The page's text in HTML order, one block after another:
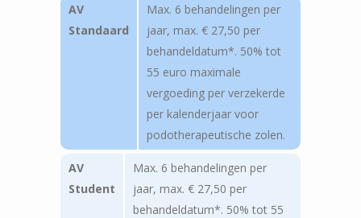
AV
Standaard
Max. 6 behandelingen per
jaar, max. € 27,50 per
behandeldatum*. 50% tot
55 euro maximale
vergoeding per verzekerde
per kalenderjaar voor
podotherapeutische zolen.
AV
Student
Max. 6 behandelingen per
jaar, max. € 27,50 per
behandeldatum*. 50% tot 55